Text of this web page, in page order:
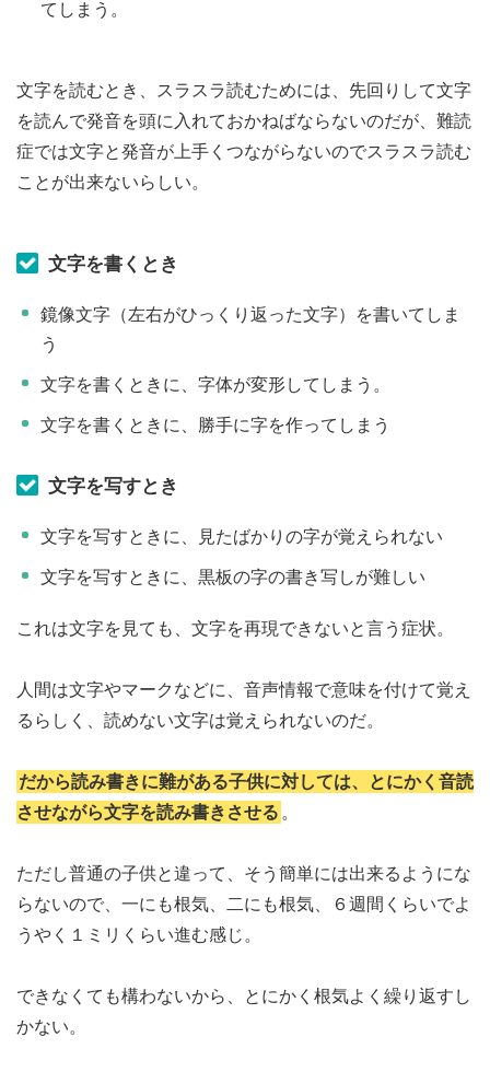
てしまう。
文字を読むとき、スラスラ読むためには、先回りして文字
を読んで発音を頭に入れておかねばならないのだが、難読
症では文字と発音が上手くつながらないのでスラスラ読む
ことが出来ないらしい。
文字を書くとき
鏡像文字（左右がひっくり返った文字）を書いてしま
う
文字を書くときに、字体が変形してしまう。
文字を書くときに、勝手に字を作ってしまう
文字を写すとき
文字を写すときに、見たばかりの字が覚えられない
文字を写すときに、黒板の字の書き写しが難しい
これは文字を見ても、文字を再現できないと言う症状。
人間は文字やマークなどに、音声情報で意味を付けて覚え
るらしく、読めない文字は覚えられないのだ。
だから読み書きに難がある子供に対しては、とにかく音読
させながら文字を読み書きさせる 。
ただし普通の子供と違って、そう簡単には出来るようにな
らないので、一にも根気、二にも根気、６週間くらいでよ
うやく１ミリくらい進む感じ。
できなくても構わないから、とにかく根気よく繰り返すし
かない。